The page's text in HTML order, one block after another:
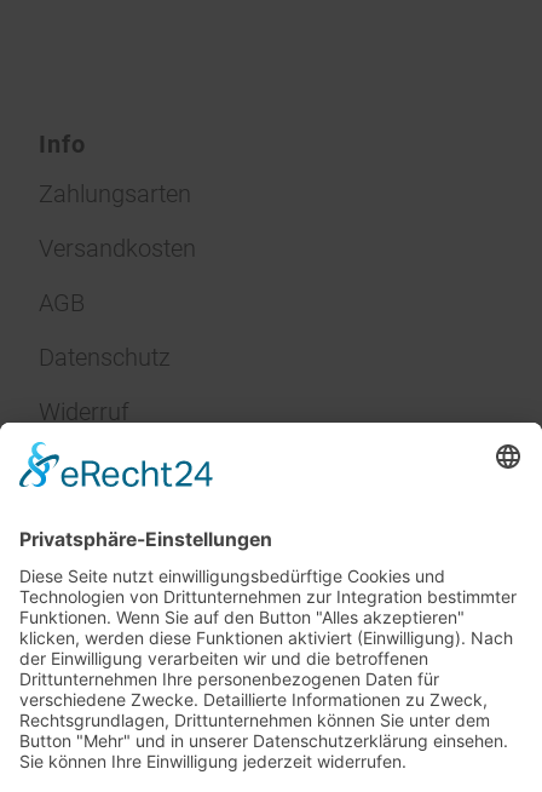
Info
Zahlungsarten
Versandkosten
AGB
Datenschutz
Widerruf
Impressum
Service
FAQ
Zahlungsarten